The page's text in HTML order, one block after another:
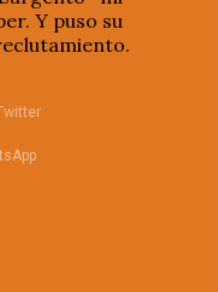
Y puso su